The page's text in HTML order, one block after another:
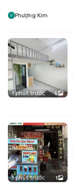
Phượng Kim
1 phút trước 5
1 phút trước 1